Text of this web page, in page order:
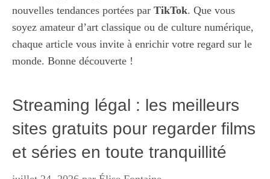
nouvelles tendances portées par TikTok. Que vous
soyez amateur d’art classique ou de culture numérique,
chaque article vous invite à enrichir votre regard sur le
monde. Bonne découverte !
Streaming légal : les meilleurs
sites gratuits pour regarder films
et séries en toute tranquillité